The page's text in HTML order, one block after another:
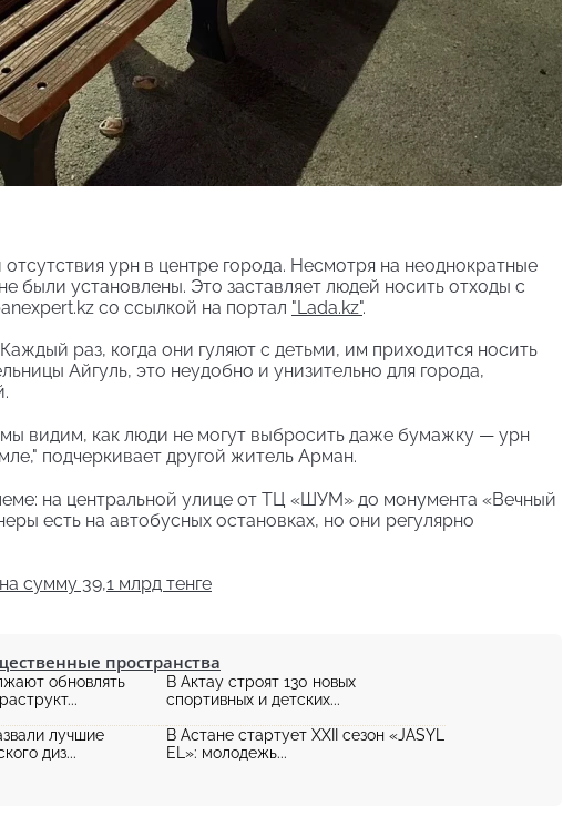
урн в центре города. Несмотря на неоднократные
были установлены. Это заставляет людей носить отходы с
со ссылкой на портал "Lada.kz".
раз, когда они гуляют с детьми, им приходится носить
Айгуль, это неудобно и унизительно для города,
видим, как люди не могут выбросить даже бумажку — урн
подчеркивает другой житель Арман.
на центральной улице от ТЦ «ШУМ» до монумента «Вечный
есть на автобусных остановках, но они регулярно
сумму 39,1 млрд тенге
пространства
обновлять
В Актау строят 130 новых
спортивных и детских...
лучшие
диз...
В Астане стартует XXII сезон «JASYL
EL»: молодежь...